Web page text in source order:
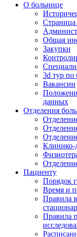
О больнице
Страница
Общая
Закупки
3d тур по
Вакансии
данных
Отделения
Клинико-
Пациенту
Порядок
Время и
Правила
Правила